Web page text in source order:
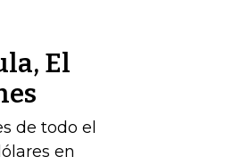
El
de todo el
en